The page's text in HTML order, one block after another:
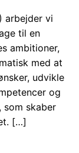
arbejder vi
til en
ambitioner,
med at
udvikle
og
som skaber
[…]